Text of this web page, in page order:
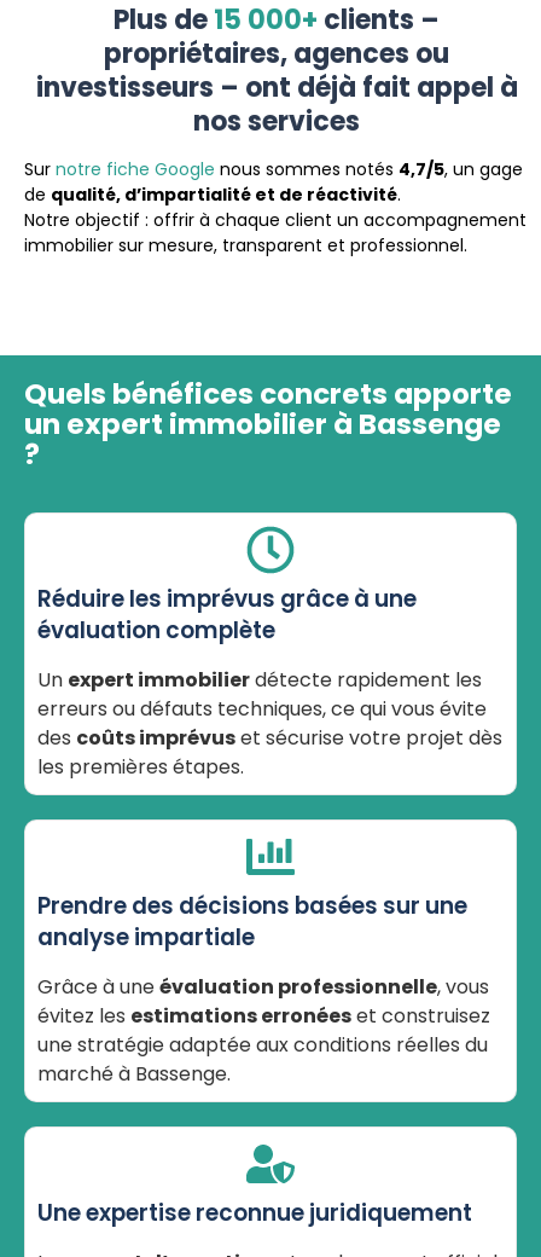
Plus de15 000+ clients –
propriétaires, agences ou
investisseurs – ont déjà fait appel à
nos services
Sur notre fiche Google nous sommes notés 4,7/5, un gage
de qualité, d’impartialité et de réactivité.
Notre objectif : offrir à chaque client un accompagnement
immobilier sur mesure, transparent et professionnel.
Quels bénéfices concrets apporte
un expert immobilier à Bassenge
?
Réduire les imprévus grâce à une
évaluation complète
Un expert immobilierdétecte rapidement les
erreurs ou défauts techniques, ce qui vous évite
des coûts imprévuset sécurise votre projet dès
les premières étapes.
Prendre des décisions basées sur une
analyse impartiale
Grâce à uneévaluation professionnelle, vous
évitez les estimations erronéeset construisez
une stratégie adaptée aux conditions réelles du
marché à Bassenge.
Une expertise reconnue juridiquement